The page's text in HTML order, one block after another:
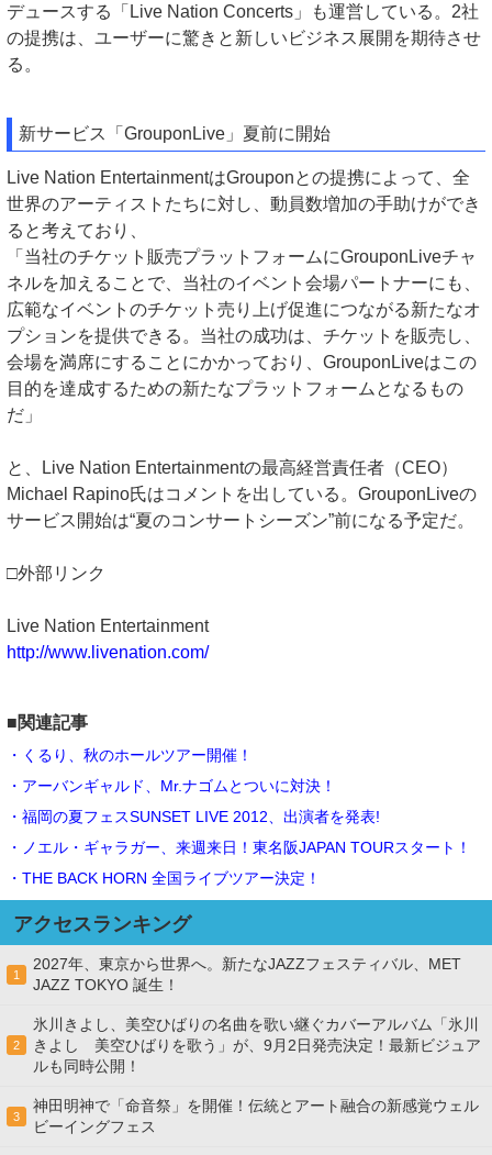
デュースする「Live Nation Concerts」も運営している。2社
の提携は、ユーザーに驚きと新しいビジネス展開を期待させ
る。
新サービス「GrouponLive」夏前に開始
Live Nation EntertainmentはGrouponとの提携によって、全
世界のアーティストたちに対し、動員数増加の手助けができ
ると考えており、
「当社のチケット販売プラットフォームにGrouponLiveチャ
ネルを加えることで、当社のイベント会場パートナーにも、
広範なイベントのチケット売り上げ促進につながる新たなオ
プションを提供できる。当社の成功は、チケットを販売し、
会場を満席にすることにかかっており、GrouponLiveはこの
目的を達成するための新たなプラットフォームとなるもの
だ」
と、Live Nation Entertainmentの最高経営責任者（CEO）
Michael Rapino氏はコメントを出している。GrouponLiveの
サービス開始は“夏のコンサートシーズン”前になる予定だ。
□外部リンク
Live Nation Entertainment
http://www.livenation.com/
■関連記事
・くるり、秋のホールツアー開催！
・アーバンギャルド、Mr.ナゴムとついに対決！
・福岡の夏フェスSUNSET LIVE 2012、出演者を発表!
・ノエル・ギャラガー、来週来日！東名阪JAPAN TOURスタート！
・THE BACK HORN 全国ライブツアー決定！
アクセスランキング
1
2027年、東京から世界へ。新たなJAZZフェスティバル、MET
JAZZ TOKYO 誕生！
2
氷川きよし、美空ひばりの名曲を歌い継ぐカバーアルバム「氷川
きよし 美空ひばりを歌う」が、9月2日発売決定！最新ビジュア
ルも同時公開！
3
神田明神で「命音祭」を開催！伝統とアート融合の新感覚ウェル
ビーイングフェス